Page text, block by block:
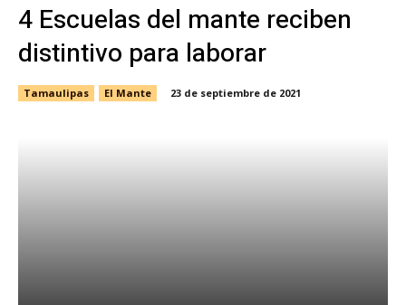
4 Escuelas del mante reciben
distintivo para laborar
Tamaulipas El Mante 23 de septiembre de 2021